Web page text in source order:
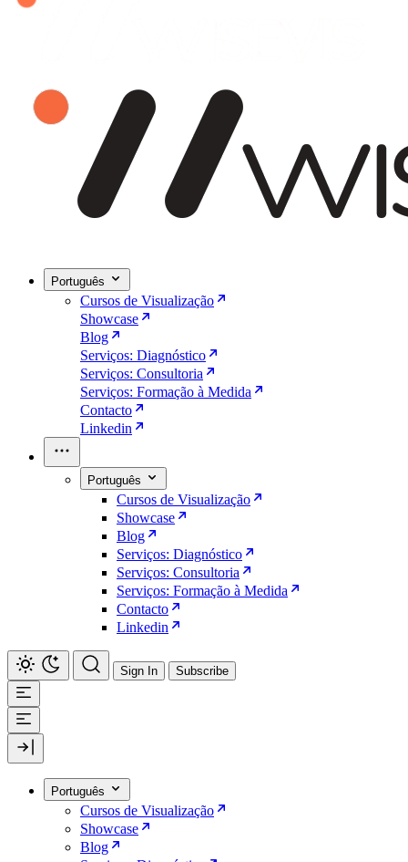
Português
Cursos de Visualização
Showcase
Blog
Serviços: Diagnóstico
Serviços: Consultoria
Serviços: Formação à Medida
Contacto
Linkedin
Português
Cursos de Visualização
Showcase
Blog
Serviços: Diagnóstico
Serviços: Consultoria
Serviços: Formação à Medida
Contacto
Linkedin
Sign In Subscribe
Português
Cursos de Visualização
Showcase
Blog